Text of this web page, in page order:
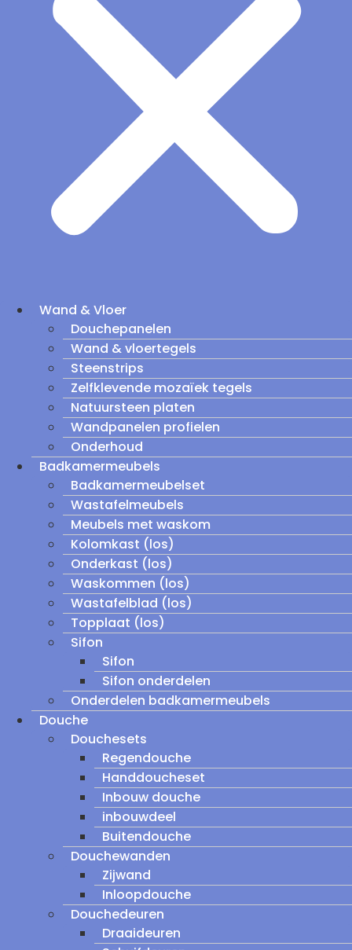
Wand & Vloer
Douchepanelen
Wand & vloertegels
Steenstrips
Zelfklevende mozaïek tegels
Natuursteen platen
Wandpanelen profielen
Onderhoud
Badkamermeubels
Badkamermeubelset
Wastafelmeubels
Meubels met waskom
Kolomkast (los)
Onderkast (los)
Waskommen (los)
Wastafelblad (los)
Topplaat (los)
Sifon
Sifon
Sifon onderdelen
Onderdelen badkamermeubels
Douche
Douchesets
Regendouche
Handdoucheset
Inbouw douche
inbouwdeel
Buitendouche
Douchewanden
Zijwand
Inloopdouche
Douchedeuren
Draaideuren